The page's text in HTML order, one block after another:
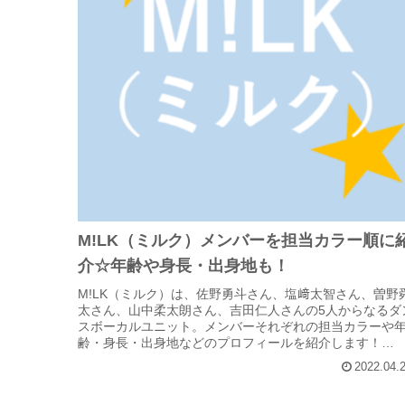
M!LK（ミルク）メンバーを担当カラー順に
介☆年齢や身長・出身地も！
M!LK（ミルク）は、佐野勇斗さん、塩﨑太智さん、曽野
太さん、山中柔太朗さん、吉田仁人さんの5人からなるダ
スボーカルユニット。メンバーそれぞれの担当カラーや
齢・身長・出身地などのプロフィールを紹介します！